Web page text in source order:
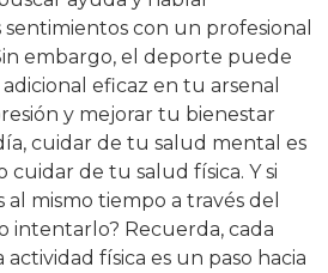
con un profesional
embargo, el deporte puede
eficaz en tu arsenal
y mejorar tu bienestar
cuidar de tu salud mental es
de tu salud física. Y si
mismo tiempo a través del
intentarlo? Recuerda, cada
actividad física es un paso hacia